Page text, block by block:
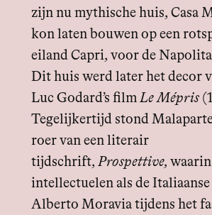
zijn nu mythische huis, Casa
kon laten bouwen op een
eiland Capri, voor de
Dit huis werd later het decor
Luc Godard’s filmLe Mépris
Tegelijkertijd stond
roer van een literair
tijdschrift,Prospettive,
intellectuelen als de
Alberto Moravia tijdens het